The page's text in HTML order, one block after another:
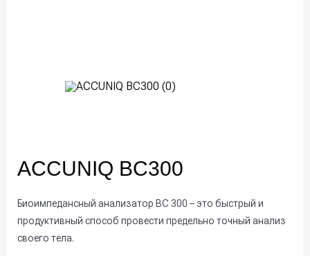
ACCUNIQ BC300
Биоимпедансный анализатор BC 300 – это быстрый и
продуктивный способ провести предельно точный анализ
своего тела.